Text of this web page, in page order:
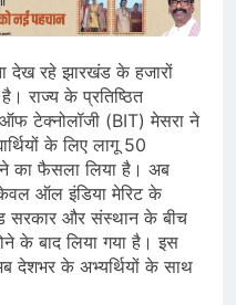
देख रहे झारखंड के हजारों
राज्य के प्रतिष्ठित
टेक्नोलॉजी (BIT) मेसरा ने
के लिए लागू 50
का फैसला लिया है। अब
ऑल इंडिया मेरिट के
सरकार और संस्थान के बीच
के बाद लिया गया है। इस
देशभर के अभ्यर्थियों के साथ